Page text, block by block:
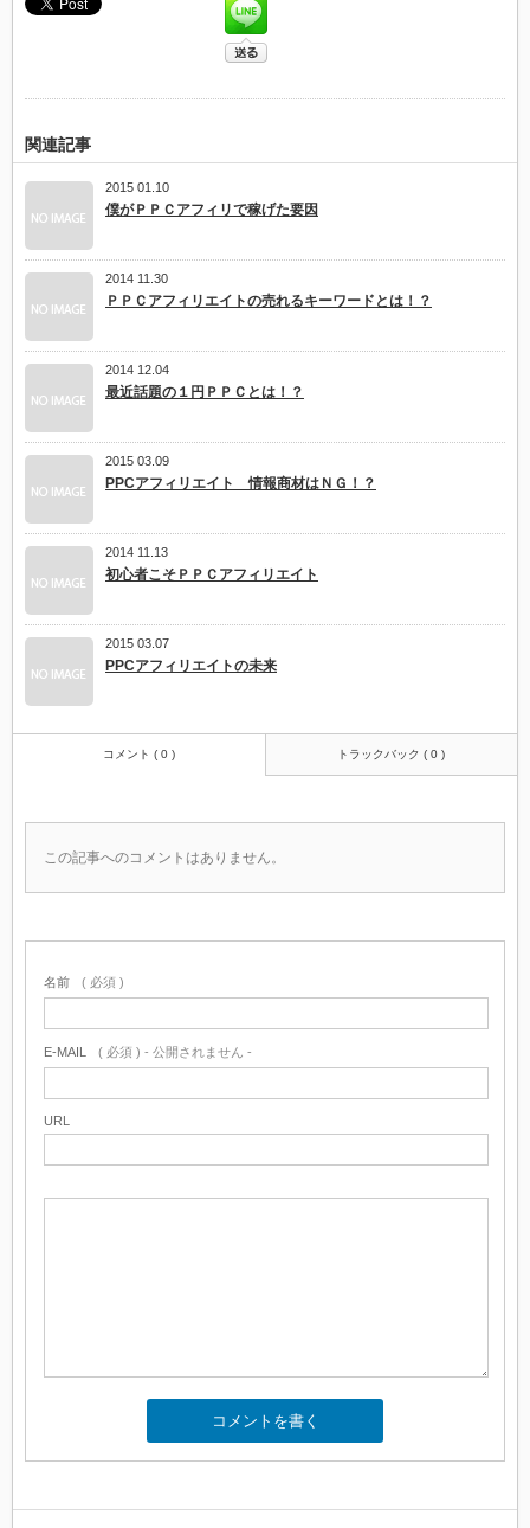
関連記事
2015 01.10
僕がＰＰＣアフィリで稼げた要因
2014 11.30
ＰＰＣアフィリエイトの売れるキーワードとは！？
2014 12.04
最近話題の１円ＰＰＣとは！？
2015 03.09
PPCアフィリエイト 情報商材はＮＧ！？
2014 11.13
初心者こそＰＰＣアフィリエイト
2015 03.07
PPCアフィリエイトの未来
コメント ( 0 ) トラックバック ( 0 )
この記事へのコメントはありません。
名前 ( 必須 )
E-MAIL ( 必須 ) - 公開されません -
URL